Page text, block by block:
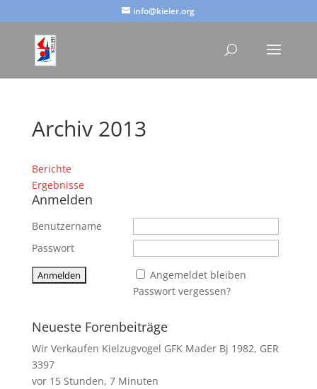
info@kieler.org
Archiv 2013
Berichte
Ergebnisse
Anmelden
Benutzername
Passwort
Angemeldet bleiben
Passwort vergessen?
Neueste Forenbeiträge
Wir Verkaufen Kielzugvogel GFK Mader Bj 1982, GER
3397
vor 15 Stunden, 7 Minuten